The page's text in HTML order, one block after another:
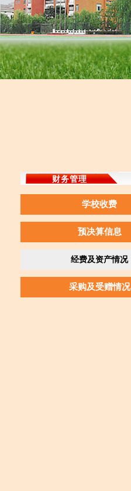
财务管理
学校收费
预决算信息
经费及资产情况
采购及受赠情况